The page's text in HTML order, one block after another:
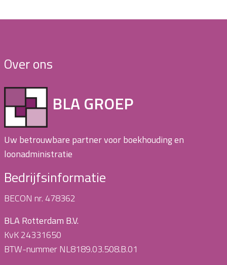
Over ons
BLA GROEP
Uw betrouwbare partner voor boekhouding en
loonadministratie
Bedrijfsinformatie
BECON nr. 478362
BLA Rotterdam B.V.
KvK 24331650
BTW-nummer NL8189.03.508.B.01